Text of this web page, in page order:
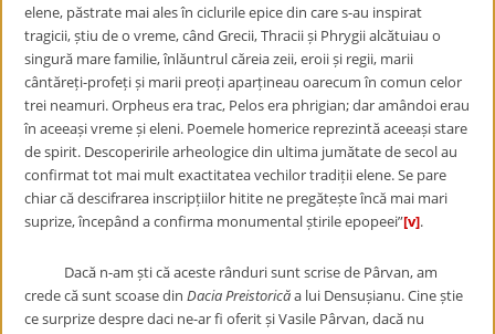
elene, păstrate mai ales în ciclurile epice din care s-au inspirat
tragicii, știu de o vreme, când Grecii, Thracii și Phrygii alcătuiau o
singură mare familie, înlăuntrul căreia zeii, eroii și regii, marii
cântăreți-profeți și marii preoți aparțineau oarecum în comun celor
trei neamuri. Orpheus era trac, Pelos era phrigian; dar amândoi erau
în aceeași vreme și eleni. Poemele homerice reprezintă aceeași stare
de spirit. Descoperirile arheologice din ultima jumătate de secol au
confirmat tot mai mult exactitatea vechilor tradiții elene. Se pare
chiar că descifrarea inscripțiilor hitite ne pregătește încă mai mari
suprize, începând a confirma monumental știrile epopeei”[v].
Dacă n-am ști că aceste rânduri sunt scrise de Pârvan, am
crede că sunt scoase dinDacia Preistoricăa lui Densușianu. Cine știe
ce surprize despre daci ne-ar fi oferit și Vasile Pârvan, dacă nu